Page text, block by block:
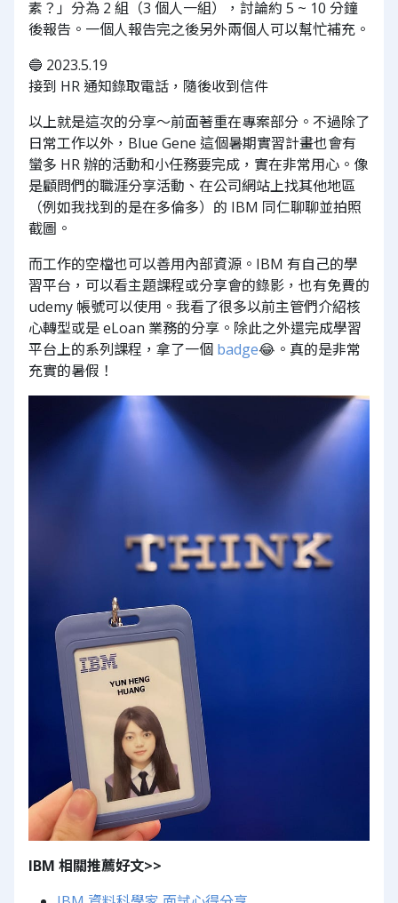
素？」分為 2 組（3 個人一組），討論約 5 ~ 10 分鐘
後報告。一個人報告完之後另外兩個人可以幫忙補充。
🔵 2023.5.19
接到 HR 通知錄取電話，隨後收到信件
以上就是這次的分享～前面著重在專案部分。不過除了
日常工作以外，Blue Gene 這個暑期實習計畫也會有
蠻多 HR 辦的活動和小任務要完成，實在非常用心。像
是顧問們的職涯分享活動、在公司網站上找其他地區
（例如我找到的是在多倫多）的 IBM 同仁聊聊並拍照
截圖。
而工作的空檔也可以善用內部資源。IBM 有自己的學
習平台，可以看主題課程或分享會的錄影，也有免費的
udemy 帳號可以使用。我看了很多以前主管們介紹核
心轉型或是 eLoan 業務的分享。除此之外還完成學習
平台上的系列課程，拿了一個 badge😂。真的是非常
充實的暑假！
IBM 相關推薦好文>>